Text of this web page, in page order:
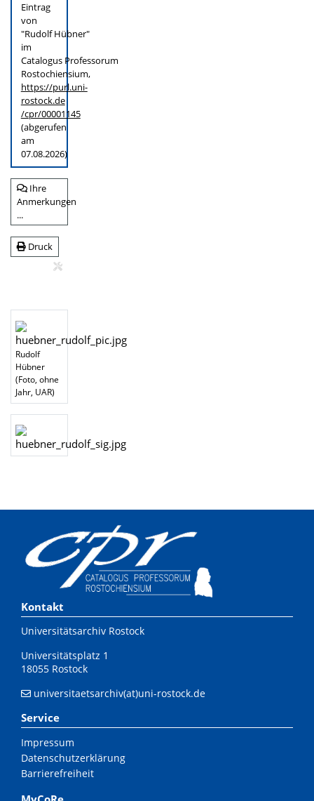
Eintrag
von
"Rudolf Hübner"
im
Catalogus Professorum
Rostochiensium,
https://purl.uni-
rostock.de
/cpr/00001145
(abgerufen
am
07.08.2026)
Ihre
Anmerkungen
...
Druck
Rudolf
Hübner
(Foto, ohne
Jahr, UAR)
Kontakt
Universitätsarchiv Rostock
Universitätsplatz 1
18055 Rostock
universitaetsarchiv(at)uni-rostock.de
Service
Impressum
Datenschutzerklärung
Barrierefreiheit